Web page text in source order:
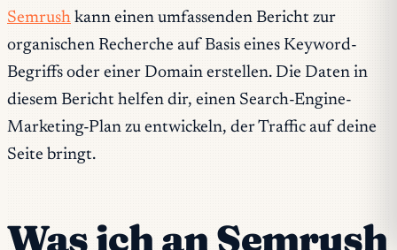
Semrush kann einen umfassenden Bericht zur
organischen Recherche auf Basis eines Keyword-
Begriffs oder einer Domain erstellen. Die Daten in
diesem Bericht helfen dir, einen Search-Engine-
Marketing-Plan zu entwickeln, der Traffic auf deine
Seite bringt.
Was ich an Semrush